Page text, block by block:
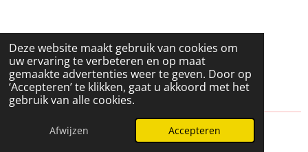
Deze website maakt gebruik van cookies om
uw ervaring te verbeteren en op maat
gemaakte advertenties weer te geven. Door op
‘Accepteren’ te klikken, gaat u akkoord met het
gebruik van alle cookies.
Afwijzen Accepteren
© Stichting Sja'ar